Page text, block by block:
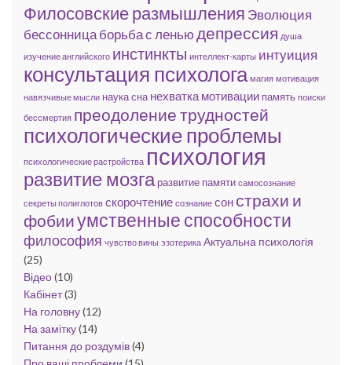
Филосовские размышления Эволюция
бессонницаборьба с ленью депрессия душа
изучение английского инстинкты интеллект-карты интуиция
консультация психолога магия мотивация
навязчивые мысли наука сна нехватка мотивации память поиски
бессмертия преодоление трудностей
психологические проблемы
психологические растройства психология
развитие мозгаразвитие памяти самосознание
секреты полиглотов скорочтение сознание сон страхи и
фобииумственные способности
философия чувство вины эзотерика Актуальна психологія
(25)
Відео(10)
Кабінет(3)
На головну(12)
На замітку(14)
Питання до роздумів(4)